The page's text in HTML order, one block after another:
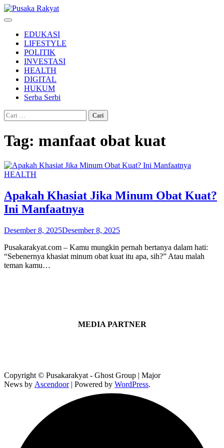
Skip
to
EDUKASI
LIFESTYLE
POLITIK
INVESTASI
HEALTH
DIGITAL
HUKUM
Serba Serbi
Cari
untuk:
Tag: manfaat obat kuat
HEALTH
Apakah Khasiat Jika Minum Obat Kuat?
Ini Manfaatnya
Desember 8, 2025Desember 8, 2025
Pusakarakyat.com – Kamu mungkin pernah bertanya dalam hati:
“Sebenernya khasiat minum obat kuat itu apa, sih?” Atau malah
teman kamu…
MEDIA PARTNER
Copyright © Pusakarakyat - Ghost Group | Major
News by Ascendoor| Powered by WordPress.